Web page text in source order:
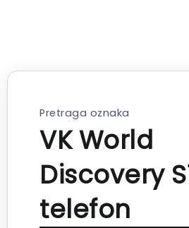
Pretraga oznaka
VK World
Discovery
telefon